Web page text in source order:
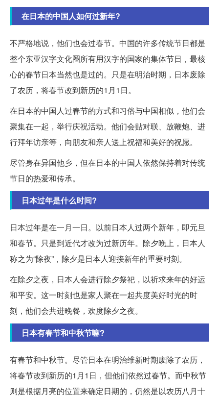
在日本的中国人如何过新年?
不严格地说，他们也会过春节。中国的许多传统节日都是
整个东亚汉字文化圈所有用汉字的国家的集体节日，最核
心的春节日本当然也是过的。只是在明治时期，日本废除
了农历，将春节改到新历的1月1日。
在日本的中国人过春节的方式和习俗与中国相似，他们会
聚集在一起，举行庆祝活动。他们会贴对联、放鞭炮、进
行拜年访亲等，向朋友和亲人送上祝福和美好的祝愿。
尽管身在异国他乡，但在日本的中国人依然保持着对传统
节日的热爱和传承。
日本过年是什么时间?
日本过年是在一月一日。以前日本人过两个新年，即元旦
和春节。只是到近代才改为过新历年。除夕晚上，日本人
称之为“除夜”，除夕是日本人迎接新年的重要时刻。
在除夕之夜，日本人会进行除夕祭祀，以祈求来年的好运
和平安。这一时刻也是家人聚在一起共度美好时光的时
刻，他们会共进晚餐，欢度除夕之夜。
日本有春节和中秋节嘛?
有春节和中秋节。尽管日本在明治维新时期废除了农历，
将春节改到新历的1月1日，但他们依然过春节。而中秋节
则是根据月亮的位置来确定日期的，仍然是以农历八月十